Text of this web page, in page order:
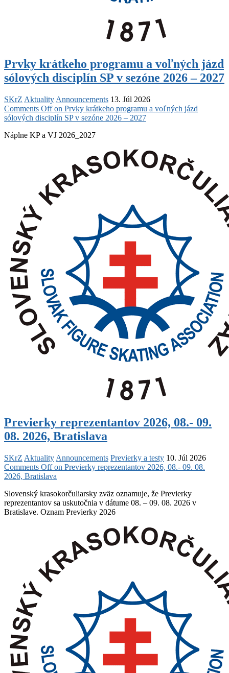
Prvky krátkeho programu a voľných jázd
sólových disciplín SP v sezóne 2026 – 2027
SKrZ Aktuality Announcements 13. Júl 2026
Comments Offon Prvky krátkeho programu a voľných jázd
sólových disciplín SP v sezóne 2026 – 2027
Náplne KP a VJ 2026_2027
Previerky reprezentantov 2026, 08.- 09.
08. 2026, Bratislava
SKrZ Aktuality Announcements Previerky a testy 10. Júl 2026
Comments Offon Previerky reprezentantov 2026, 08.- 09. 08.
2026, Bratislava
Slovenský krasokorčuliarsky zväz oznamuje, že Previerky
reprezentantov sa uskutočnia v dátume 08. – 09. 08. 2026 v
Bratislave. Oznam Previerky 2026